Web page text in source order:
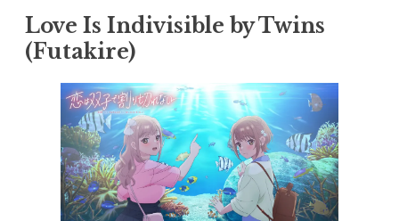
Love Is Indivisible by Twins
(Futakire)